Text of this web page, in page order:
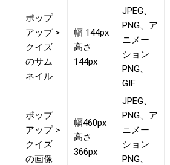
ポップ
アップ >
クイズ
のサム
ネイル
幅 144px
高さ
144px
JPEG、
PNG、ア
ニメー
ション
PNG、
GIF
ポップ
アップ >
クイズ
の画像
幅460px
高さ
366px
JPEG、
PNG、ア
ニメー
ション
PNG、